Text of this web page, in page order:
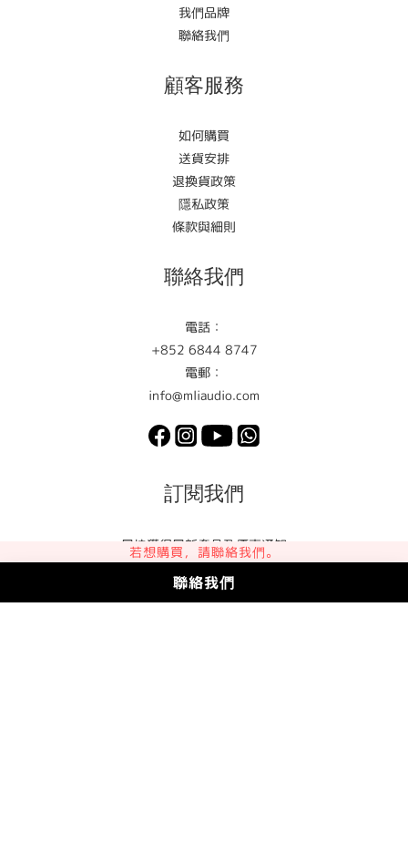
若想購買，請聯絡我們。
聯絡我們
我們品牌
聯絡我們
顧客服務
如何購買
送貨安排
退換貨政策
隱私政策
條款與細則
聯絡我們
電話：
+852 6844 8747
電郵：
info@mliaudio.com
訂閱我們
最快獲得最新產品及優惠通知